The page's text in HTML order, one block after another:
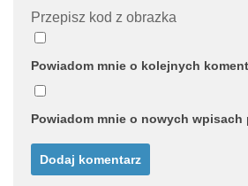
Przepisz kod z obrazka
Powiadom mnie o kolejnych
Powiadom mnie o nowych wpisach